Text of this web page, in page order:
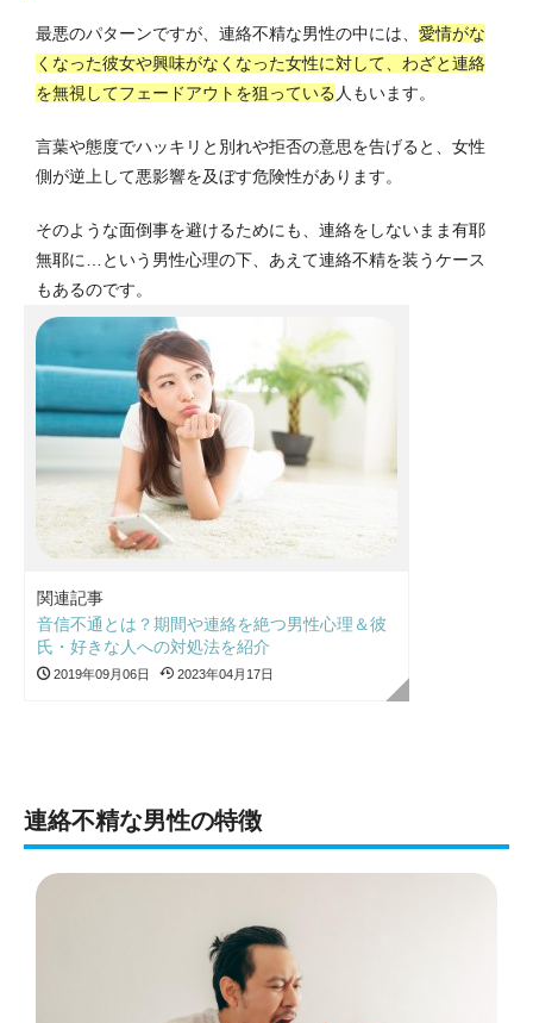
最悪のパターンですが、連絡不精な男性の中には、 愛情がな
くなった彼女や興味がなくなった女性に対して、わざと連絡
を無視してフェードアウトを狙っている 人もいます。
言葉や態度でハッキリと別れや拒否の意思を告げると、女性
側が逆上して悪影響を及ぼす危険性があります。
そのような面倒事を避けるためにも、連絡をしないまま有耶
無耶に…という男性心理の下、あえて連絡不精を装うケース
もあるのです。
関連記事
音信不通とは？期間や連絡を絶つ男性心理＆彼
氏・好きな人への対処法を紹介
2019年09月06日 2023年04月17日
連絡不精な男性の特徴